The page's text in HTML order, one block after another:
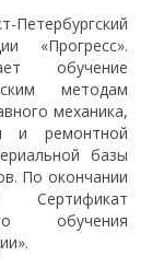
Петербургский
«Прогресс».
обучение
методам
механика,
и ремонтной
базы
По окончании
Сертификат
обучения